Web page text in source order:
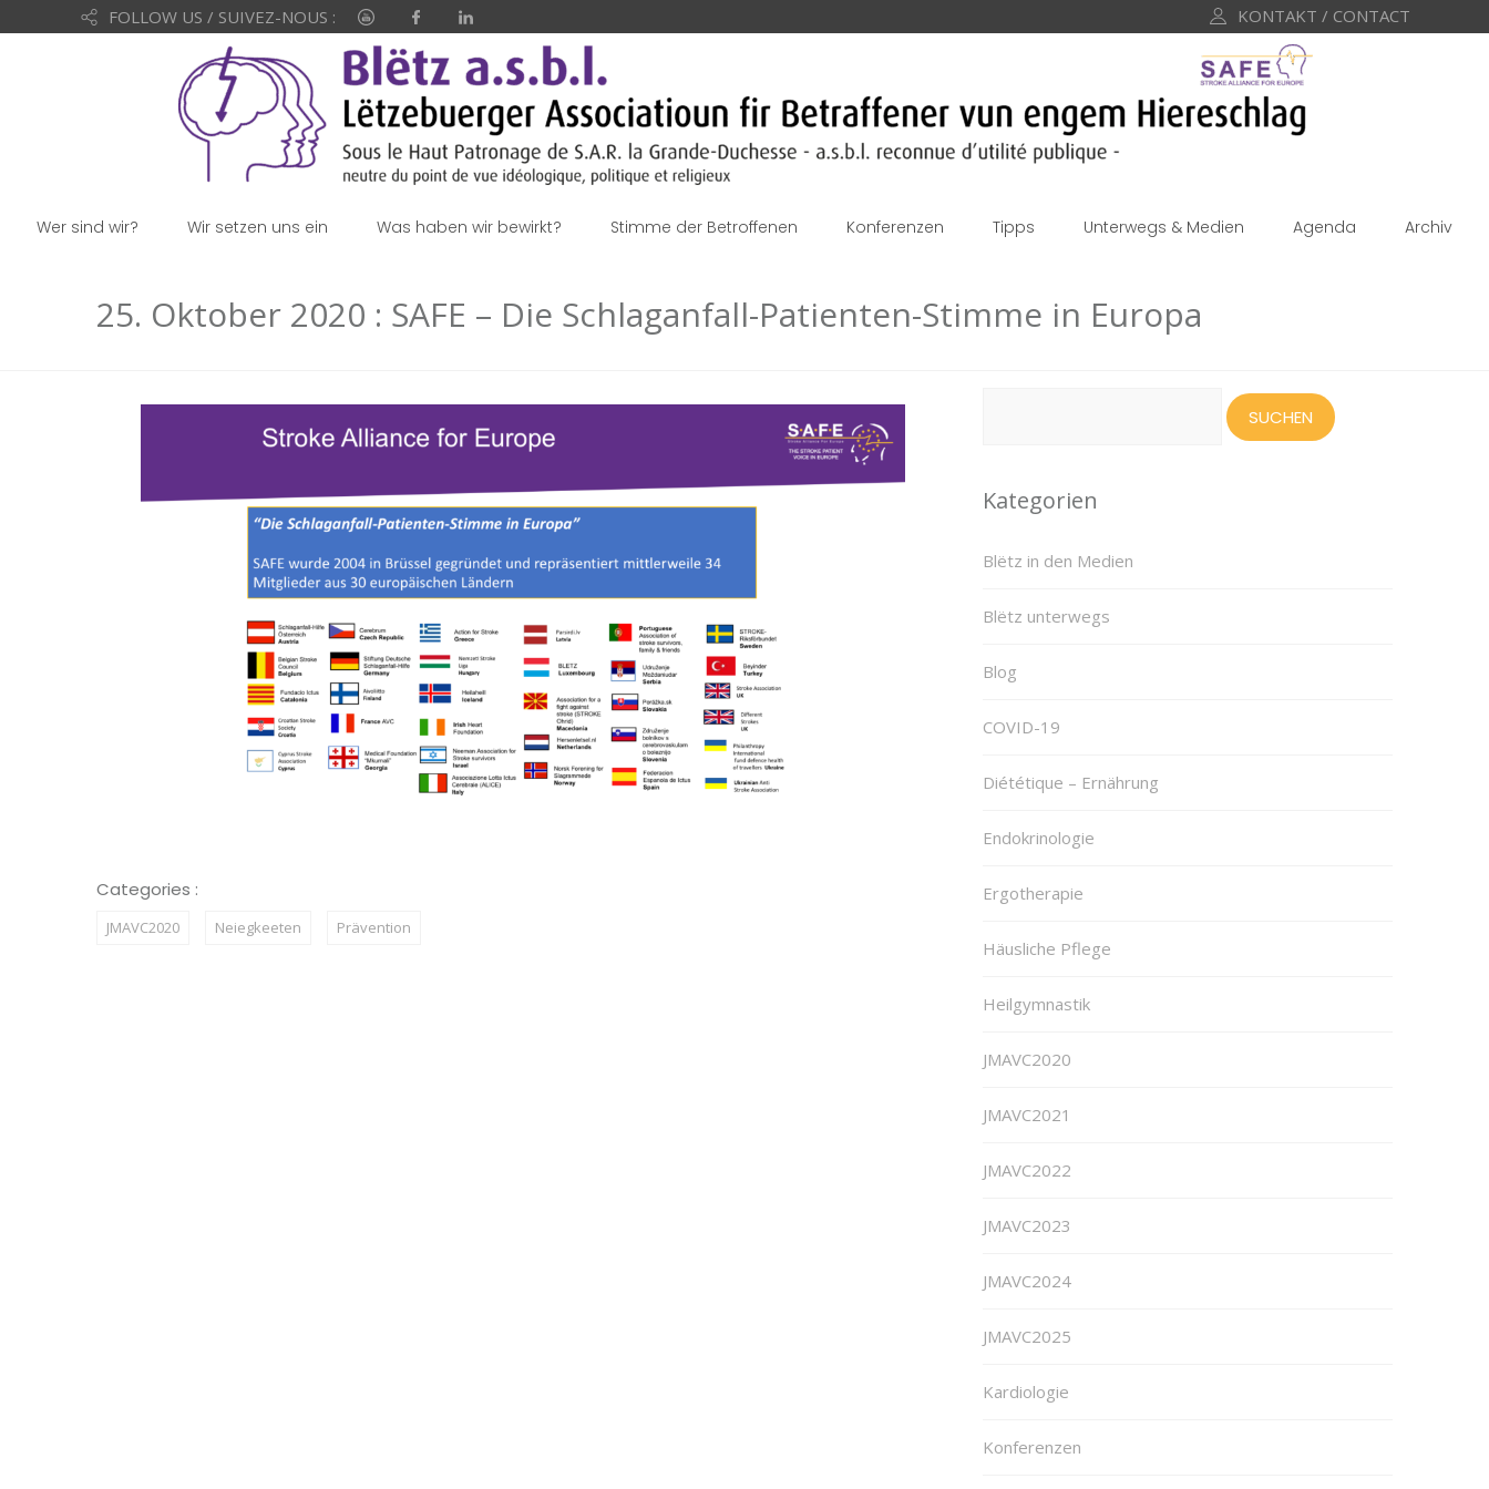
FOLLOW US / SUIVEZ-NOUS : KONTAKT / CONTACT
Wer sind wir? Wir setzen uns ein Was haben wir bewirkt? Stimme der Betroffenen Konferenzen Tipps Unterwegs & Medien Agenda Archiv
25. Oktober 2020 : SAFE – Die Schlaganfall-Patienten-Stimme in Europa
Categories :
JMAVC2020 Neiegkeeten Prävention
Kategorien
Blëtz in den Medien
Blëtz unterwegs
Blog
COVID-19
Diététique – Ernährung
Endokrinologie
Ergotherapie
Häusliche Pflege
Heilgymnastik
JMAVC2020
JMAVC2021
JMAVC2022
JMAVC2023
JMAVC2024
JMAVC2025
Kardiologie
Konferenzen